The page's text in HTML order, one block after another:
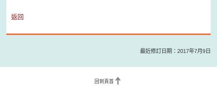
返回
最近修訂日期：2017年7月9日
回到頁首